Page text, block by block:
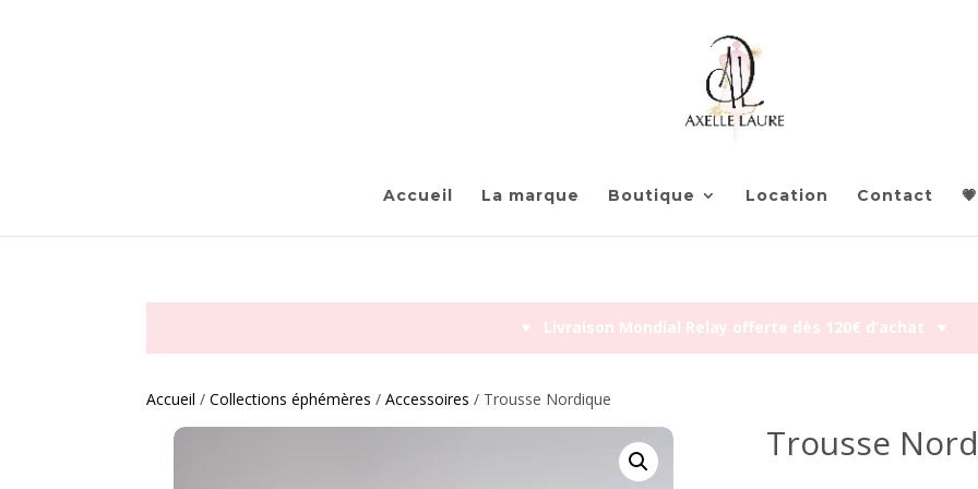
Accueil La marque Boutique Location Contact 💗
♥︎ Livraison Mondial Relay offerte dès 120€ d’achat ♥︎
Accueil /Collections éphémères /Accessoires / Trousse Nordique
Trousse